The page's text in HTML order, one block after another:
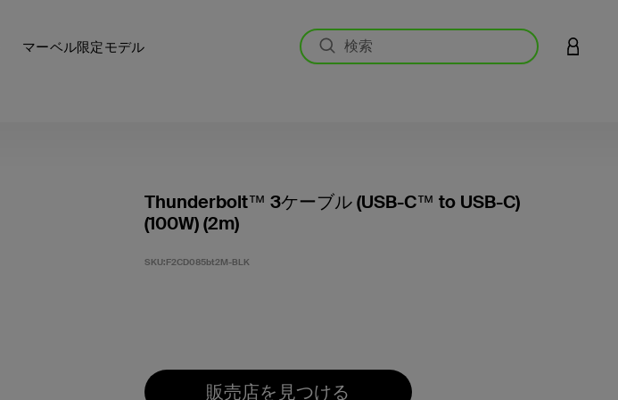
マーベル限定モデル アカウ
Thunderbolt™ 3ケーブル (USB-C™ to USB-C)
(100W) (2m)
SKU:F2CD085bt2M-BLK
販売店を見つける